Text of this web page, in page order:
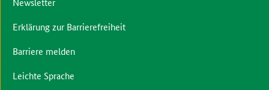
Erklärung zur Barrierefreiheit
Barriere melden
Leichte Sprache